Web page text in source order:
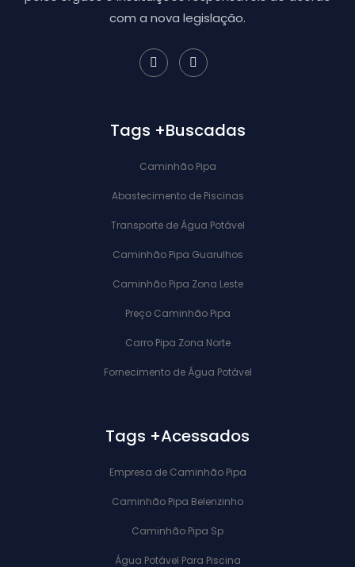
com a nova legislação.
Tags +Buscadas
Caminhão Pipa
Abastecimento de Piscinas
Transporte de Água Potável
Caminhão Pipa Guarulhos
Caminhão Pipa Zona Leste
Preço Caminhão Pipa
Carro Pipa Zona Norte
Fornecimento de Água Potável
Tags +Acessados
Empresa de Caminhão Pipa
Caminhão Pipa Belenzinho
Caminhão Pipa Sp
Água Potável Para Piscina